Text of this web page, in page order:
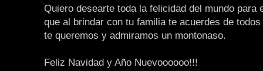
Quiero desearte toda la felicidad del mundo para
que al brindar con tu familia te acuerdes de
te queremos y admiramos un montonaso.
Feliz Navidad y Año Nuevoooooo!!!